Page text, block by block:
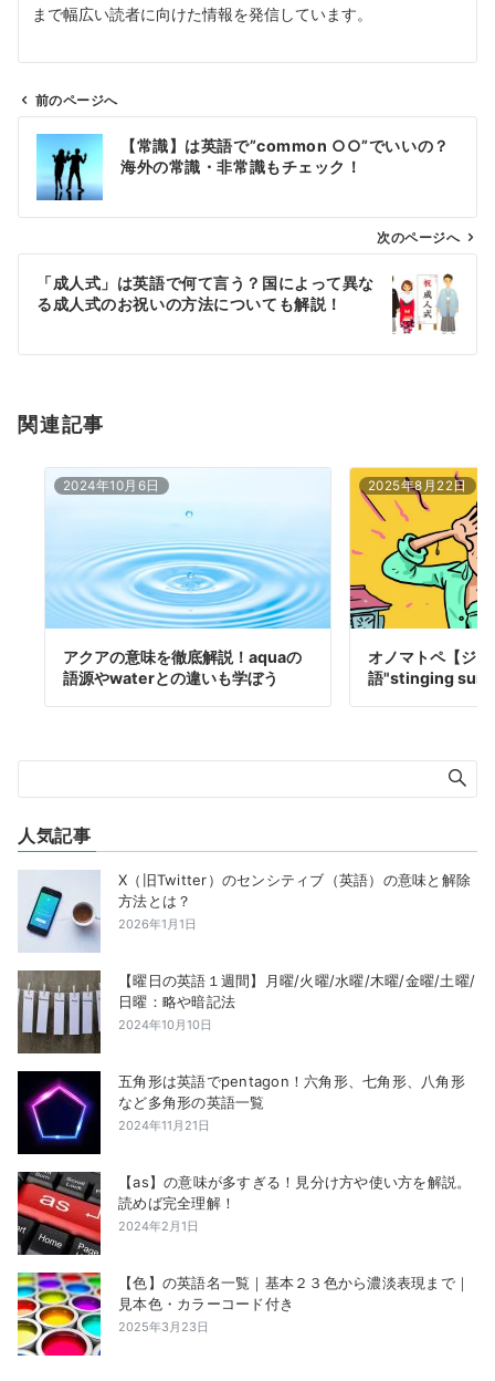
まで幅広い読者に向けた情報を発信しています。
ン
前のページへ
【常識】は英語で”common ○○”でいいの？
海外の常識・非常識もチェック！
次のページへ
「成人式」は英語で何て言う？国によって異な
る成人式のお祝いの方法についても解説！
関連記事
2024年10月6日
アクアの意味を徹底解説！aquaの
語源やwaterとの違いも学ぼう
2025年8月22日
オノマトペ【ジ
語"stinging
人気記事
X（旧Twitter）のセンシティブ（英語）の意味と解除
方法とは？
2026年1月1日
【曜日の英語１週間】月曜/火曜/水曜/木曜/金曜/土曜/
日曜：略や暗記法
2024年10月10日
五角形は英語でpentagon！六角形、七角形、八角形
など多角形の英語一覧
2024年11月21日
【as】の意味が多すぎる！見分け方や使い方を解説。
読めば完全理解！
2024年2月1日
【色】の英語名一覧｜基本２３色から濃淡表現まで｜
見本色・カラーコード付き
2025年3月23日